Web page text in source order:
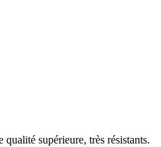
supérieure, très résistants.